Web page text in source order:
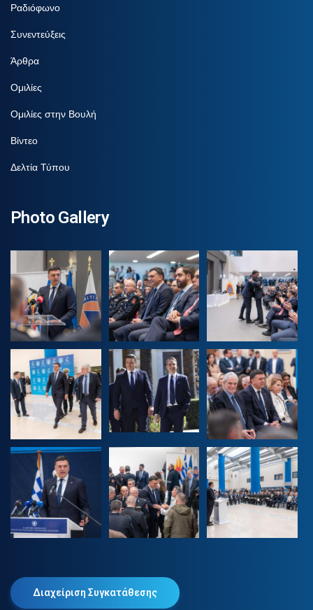
Ραδιόφωνο
Συνεντεύξεις
Άρθρα
Ομιλίες
Ομιλίες στην Βουλή
Βίντεο
Δελτία Τύπου
Photo Gallery
Διαχείριση Συγκατάθεσης